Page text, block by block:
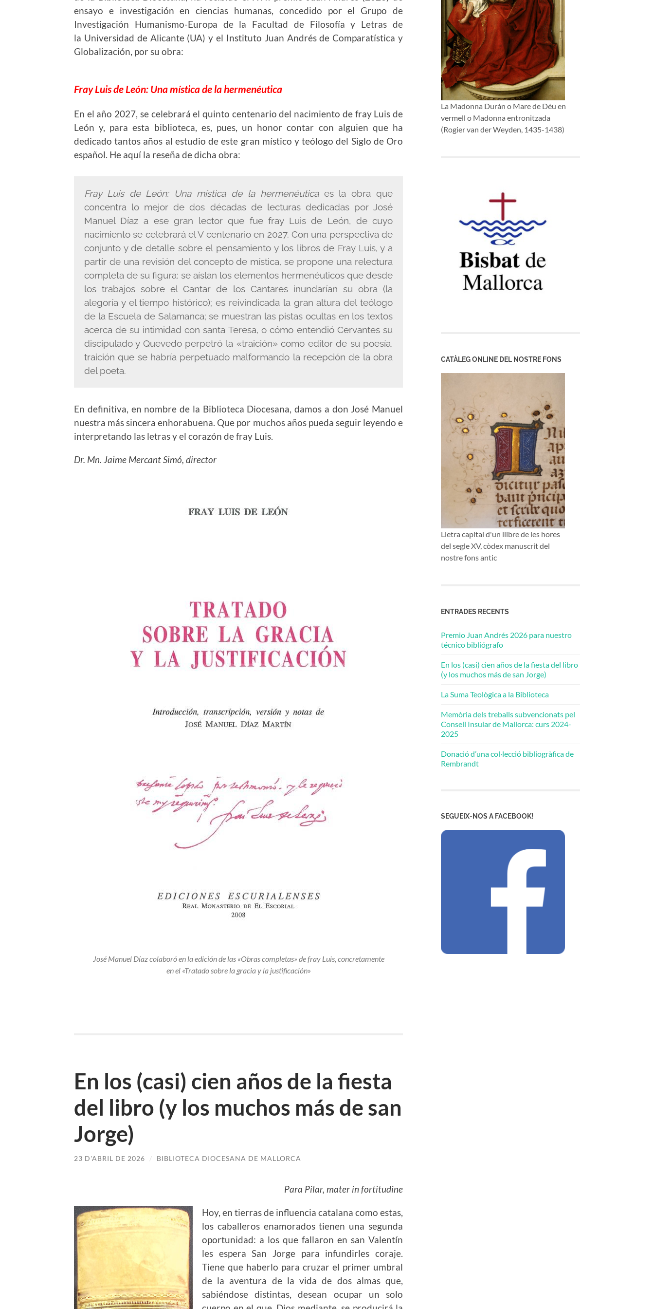
ensayo e investigación en ciencias humanas, concedido por el Grupo de
Investigación Humanismo-Europa de la Facultad de Filosofía y Letras de
la Universidad de Alicante (UA) y el Instituto Juan Andrés de Comparatística y
Globalización, por su obra:
Fray Luis de León: Una mística de la hermenéutica
En el año 2027, se celebrará el quinto centenario del nacimiento de fray Luis de
León y, para esta biblioteca, es, pues, un honor contar con alguien que ha
dedicado tantos años al estudio de este gran místico y teólogo del Siglo de Oro
español. He aquí la reseña de dicha obra:
Fray Luis de León: Una mística de la hermenéuticaes la obra que
concentra lo mejor de dos décadas de lecturas dedicadas por José
Manuel Díaz a ese gran lector que fue fray Luis de León, de cuyo
nacimiento se celebrará el V centenario en 2027. Con una perspectiva de
conjunto y de detalle sobre el pensamiento y los libros de Fray Luis, y a
partir de una revisión del concepto de mística, se propone una relectura
completa de su figura: se aíslan los elementos hermenéuticos que desde
los trabajos sobre el Cantar de los Cantares inundarían su obra (la
alegoría y el tiempo histórico); es reivindicada la gran altura del teólogo
de la Escuela de Salamanca; se muestran las pistas ocultas en los textos
acerca de su intimidad con santa Teresa, o cómo entendió Cervantes su
discipulado y Quevedo perpetró la «traición» como editor de su poesía,
traición que se habría perpetuado malformando la recepción de la obra
del poeta.
En definitiva, en nombre de la Biblioteca Diocesana, damos a don José Manuel
nuestra más sincera enhorabuena. Que por muchos años pueda seguir leyendo e
interpretando las letras y el corazón de fray Luis.
Dr. Mn. Jaime Mercant Simó, director
José Manuel Díaz colaboró en la edición de las «Obras completas» de fray Luis, concretamente
en el «Tratado sobre la gracia y la justificación»
En los (casi) cien años de la fiesta
del libro (y los muchos más de san
Jorge)
23 D'ABRIL DE 2026 / BIBLIOTECA DIOCESANA DE MALLORCA
Para Pilar, mater in fortitudine
Hoy, en tierras de influencia catalana como estas,
los caballeros enamorados tienen una segunda
oportunidad: a los que fallaron en san Valentín
les espera San Jorge para infundirles coraje.
Tiene que haberlo para cruzar el primer umbral
de la aventura de la vida de dos almas que,
sabiéndose distintas, desean ocupar un solo
La Madonna Durán o Mare de Déu en
vermell o Madonna entronitzada
(Rogier van der Weyden, 1435-1438)
CATÀLEG ONLINE DEL NOSTRE FONS
Lletra capital d'un llibre de les hores
del segle XV, còdex manuscrit del
nostre fons antic
ENTRADES RECENTS
Premio Juan Andrés 2026 para nuestro
técnico bibliógrafo
En los (casi) cien años de la fiesta del libro
(y los muchos más de san Jorge)
La Suma Teològica a la Biblioteca
Memòria dels treballs subvencionats pel
Consell Insular de Mallorca: curs 2024-
2025
Donació d’una col·lecció bibliogràfica de
Rembrandt
SEGUEIX-NOS A FACEBOOK!